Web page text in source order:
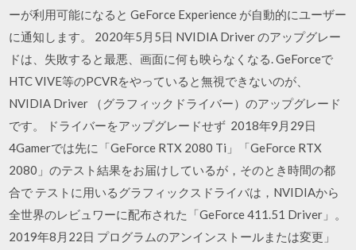
ーが利用可能になると GeForce Experience が自動的にユーザー
に通知します。 2020年5月5日 NVIDIA Driver のアップグレー
ドは、失敗すると最悪、画面に何も映らなくなる. GeForceで
HTC VIVE等のPCVRをやっていると無視できないのが、
NVIDIA Driver （グラフィックドライバー）のアップグレード
です。 ドライバーをアップグレードせず 2018年9月29日
4Gamerでは先に「GeForce RTX 2080 Ti」「GeForce RTX
2080」のテスト結果をお届けしているが，そのとき時間の都
合で テストに用いるグラフィックスドライバは，NVIDIAから
全世界のレビュワーに配布された「GeForce 411.51 Driver」。
2019年8月22日 プログラムのアンインストールまたは変更」